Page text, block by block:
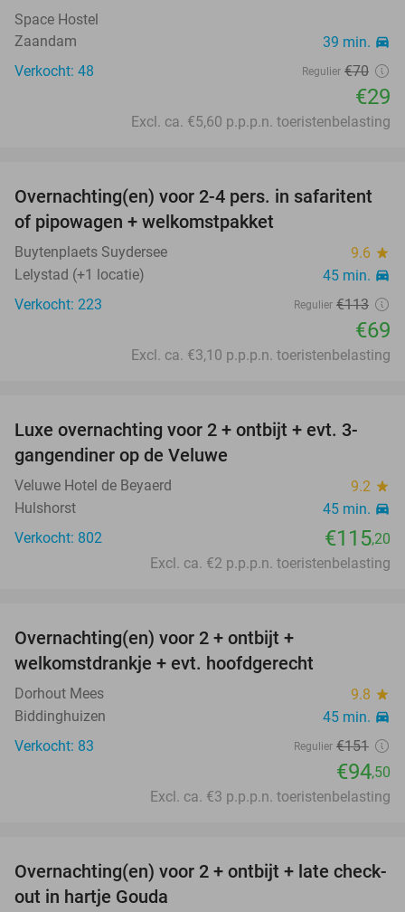
Space Hostel
Zaandam
39 min. directions_car
Verkocht: 48 Regulier €70
€29
Excl. ca. €5,60 p.p.p.n. toeristenbelasting
39%
Overnachting(en) voor 2-4 pers. in safaritent
of pipowagen + welkomstpakket
Buytenplaets Suydersee 9.6 star
Lelystad (+1 locatie) 45 min. directions_car
Verkocht: 223 Regulier €113
€69
Excl. ca. €3,10 p.p.p.n. toeristenbelasting
Luxe overnachting voor 2 + ontbijt + evt. 3-
gangendiner op de Veluwe
Veluwe Hotel de Beyaerd 9.2 star
Hulshorst 45 min. directions_car
Verkocht: 802 €115,20
Excl. ca. €2 p.p.p.n. toeristenbelasting
Overnachting(en) voor 2 + ontbijt +
welkomstdrankje + evt. hoofdgerecht
Dorhout Mees 9.8 star
Biddinghuizen 45 min. directions_car
Verkocht: 83 Regulier €151
€94,50
Excl. ca. €3 p.p.p.n. toeristenbelasting
54%
Overnachting(en) voor 2 + ontbijt + late check-
out in hartje Gouda